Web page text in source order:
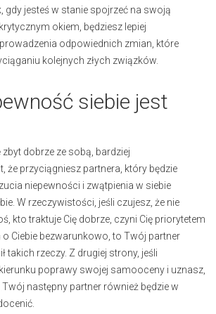
gdy jesteś w stanie spojrzeć na swoją
okiem, będziesz lepiej
odpowiednich zmian, które
kolejnych złych związków.
siebie jest
zbyt dobrze ze sobą, bardziej
że przyciągniesz partnera, który będzie
niepewności i zwątpienia w siebie
W rzeczywistości, jeśli czujesz, że nie
kto traktuje Cię dobrze, czyni Cię priorytetem
Ciebie bezwarunkowo, to Twój partner
takich rzeczy. Z drugiej strony, jeśli
poprawy swojej samooceny i uznasz,
Twój następny partner również będzie w